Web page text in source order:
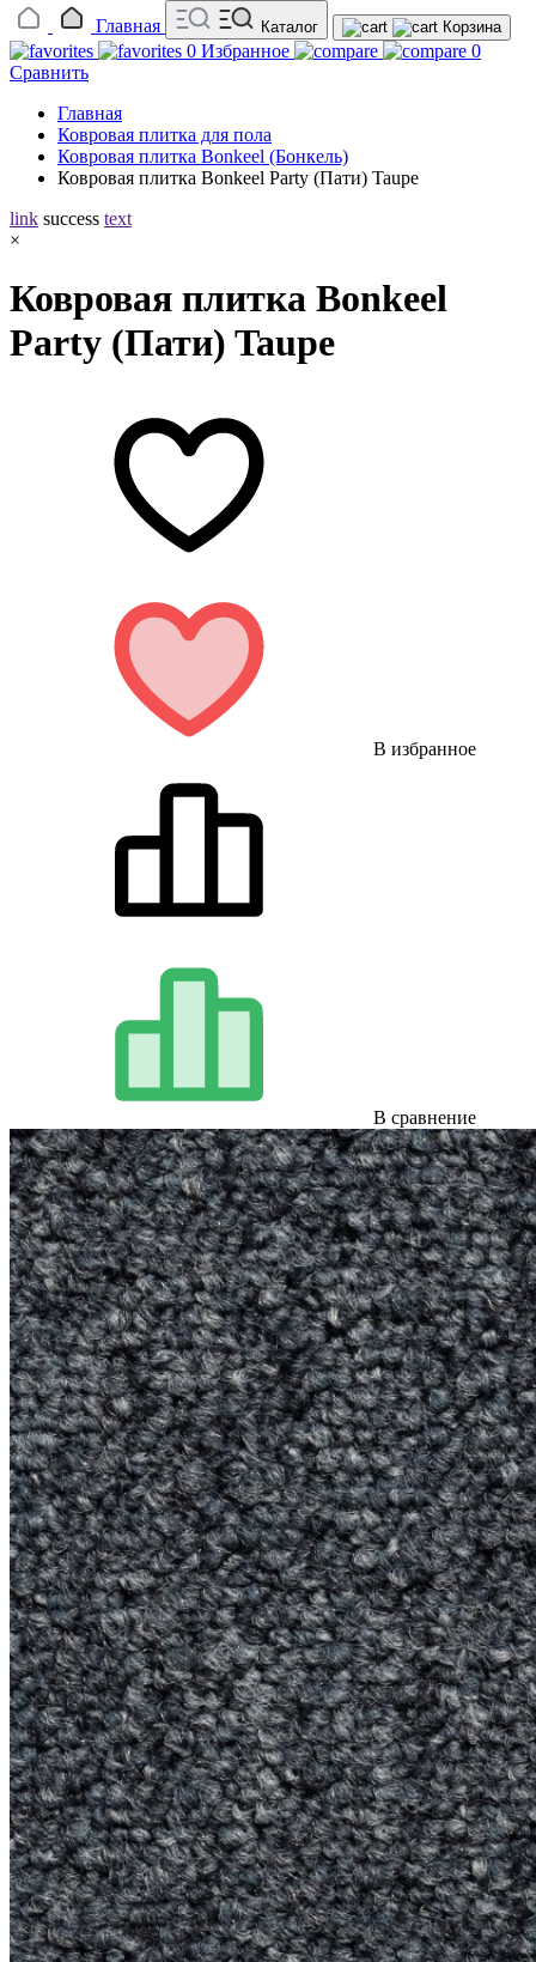
Главная
Каталог Корзина
0 Избранное
0
Сравнить
Главная
Ковровая плитка для пола
Ковровая плитка Bonkeel (Бонкель)
Ковровая плитка Bonkeel Party (Пати) Taupe
link success text
×
Ковровая плитка Bonkeel
Party (Пати) Taupe
В избранное
В сравнение